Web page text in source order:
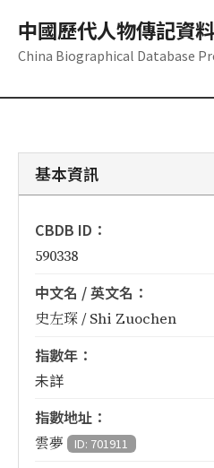
中國歷代人物傳記資
China Biographical Database
基本資訊
CBDB ID：
590338
中文名 / 英文名：
史左琛 / Shi Zuochen
指數年：
未詳
指數地址：
雲夢 ID: 701911